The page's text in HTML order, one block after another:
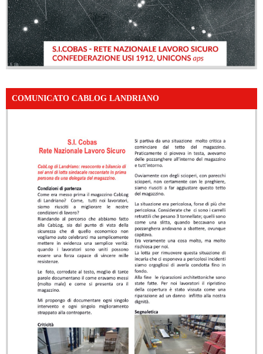
COMUNICATO CABLOG LANDRIANO